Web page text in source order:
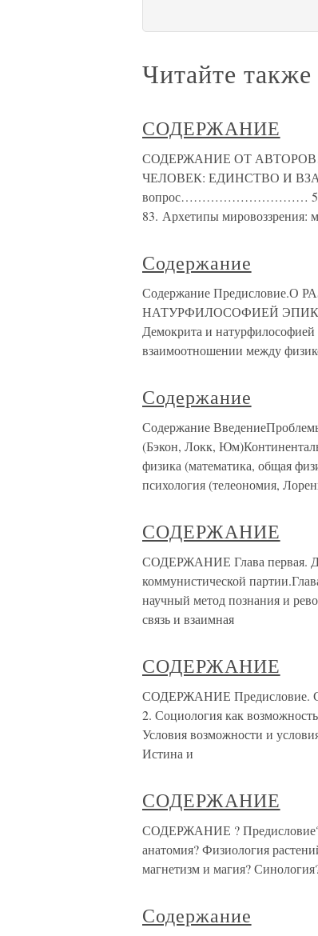
Читайте также
СОДЕРЖАНИЕ
СОДЕРЖАНИЕ ОТ
ЧЕЛОВЕК: ЕДИНСТВО И
вопрос…………………………
83. Архетипы
Содержание
Содержание
НАТУРФИЛОСОФИЕЙ
Демокрита и
взаимоотношении между
Содержание
Содержание
(Бэкон, Локк,
физика (математика, общая
психология (телеономия,
СОДЕРЖАНИЕ
СОДЕРЖАНИЕ Глава первая.
коммунистической
научный метод познания и
связь и взаимная
СОДЕРЖАНИЕ
СОДЕРЖАНИЕ Предисловие.
2. Социология как
Условия возможности и
Истина и
СОДЕРЖАНИЕ
СОДЕРЖАНИЕ ? Предисловие?
анатомия? Физиология
магнетизм и магия?
Содержание